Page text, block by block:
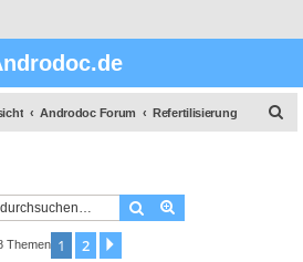
Androdoc Forum Refertilisierung
Suche
Themen 1 2